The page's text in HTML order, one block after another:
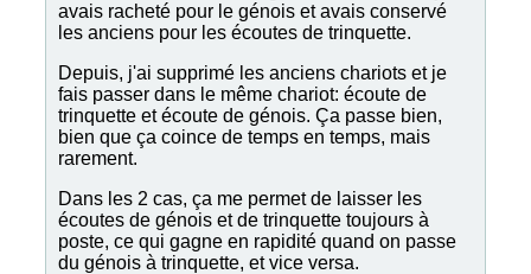
avais racheté pour le génois et avais conservé
les anciens pour les écoutes de trinquette.
Depuis, j'ai supprimé les anciens chariots et je
fais passer dans le même chariot: écoute de
trinquette et écoute de génois. Ça passe bien,
bien que ça coince de temps en temps, mais
rarement.
Dans les 2 cas, ça me permet de laisser les
écoutes de génois et de trinquette toujours à
poste, ce qui gagne en rapidité quand on passe
du génois à trinquette, et vice versa.